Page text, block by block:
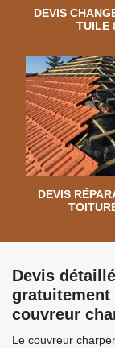
DEVIS
TUILE
DEVIS
Devis
gratuitement
couvreur
Le couvreur